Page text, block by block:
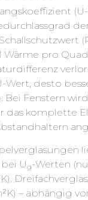
Wärme pro
Wert, desto
Bei Fenstern
das komplette
Ug-Werten
– abhängig